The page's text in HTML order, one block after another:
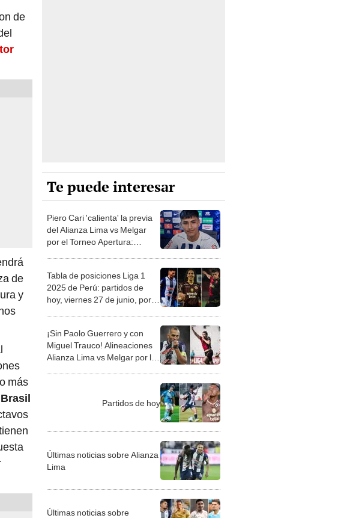
de
de
y
más
Te puede interesar
Piero Cari 'calienta' la previa
del Alianza Lima vs Melgar
por el Torneo Apertura:
Tabla de posiciones Liga 1
2025 de Perú: partidos de
hoy, viernes 27 de junio, por la
¡Sin Paolo Guerrero y con
Miguel Trauco! Alineaciones
Alianza Lima vs Melgar por la
Partidos de hoy
Últimas noticias sobre Alianza
Lima
Últimas noticias sobre